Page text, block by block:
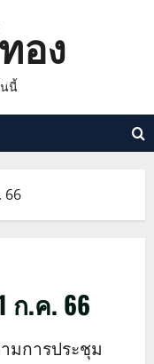
อง
นี้
66
ก.ค. 66
มการประชุม